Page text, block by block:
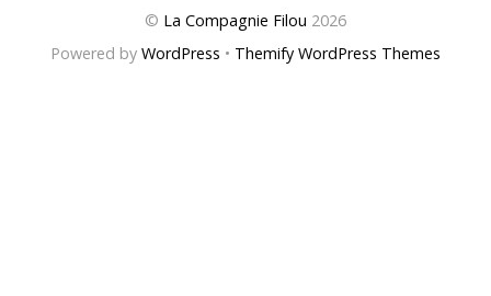
© La Compagnie Filou 2026
Powered by WordPress • Themify WordPress Themes